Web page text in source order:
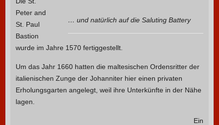
… und natürlich auf die Saluting Battery
Peter and
St. Paul
Bastion
wurde im Jahre 1570 fertiggestellt.
Um das Jahr 1660 hatten die maltesischen Ordensritter der
italienischen Zunge der Johanniter hier einen privaten
Erholungsgarten angelegt, weil ihre Unterkünfte in der Nähe
lagen.
Ein